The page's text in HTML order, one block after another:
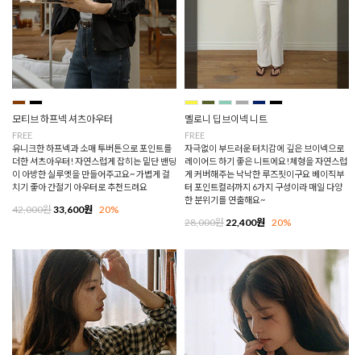
모티브 하프넥 셔츠아우터
FREE
유니크한 하프넥과 소매 투버튼으로 포인트를
더한 셔츠아우터! 자연스럽게 잡히는 밑단 밴딩
이 아방한 실루엣을 만들어주고요~ 가볍게 걸
치기 좋아 간절기 아우터로 추천드려요
42,000원33,600원 20%
멜로니 딥브이넥 니트
FREE
자극없이 부드러운 터치감에 깊은 브이넥으로
레이어드 하기 좋은 니트에요!체형을 자연스럽
게 커버해주는 낙낙한 루즈핏이구요 베이직부
터 포인트컬러까지 6가지 구성이라 매일 다양
한 분위기를 연출해요~
28,000원22,400원 20%